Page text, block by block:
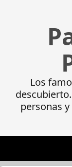
Los
personas